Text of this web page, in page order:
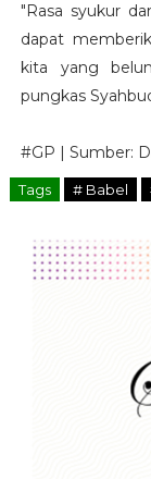
"Rasa syukur
dapat
kita yang
pungkas
#GP | Sumber:
Tags # Babel